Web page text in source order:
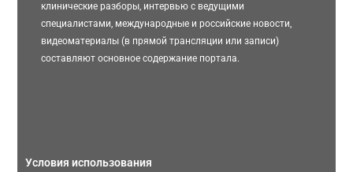
клинические разборы, интервью с ведущими
специалистами, международные и российские новости,
видеоматериалы (в прямой трансляции или записи)
составляют основное содержание портала.
Условия использования